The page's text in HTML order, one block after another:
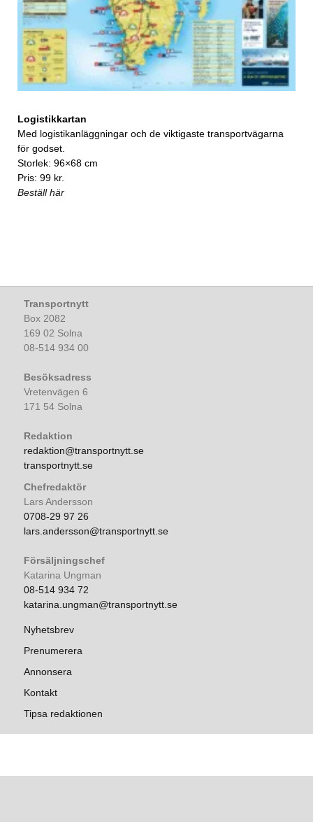
Logistikkartan
Med logistikanläggningar och de viktigaste transportvägarna
för godset.
Storlek: 96×68 cm
Pris: 99 kr.
Beställ här
Transportnytt
Box 2082
169 02 Solna
08-514 934 00
Besöksadress
Vretenvägen 6
171 54 Solna
Redaktion
redaktion@transportnytt.se
transportnytt.se
Chefredaktör
Lars Andersson
0708-29 97 26
lars.andersson@transportnytt.se
Försäljningschef
Katarina Ungman
08-514 934 72
katarina.ungman@transportnytt.se
Nyhetsbrev
Prenumerera
Annonsera
Kontakt
Tipsa redaktionen